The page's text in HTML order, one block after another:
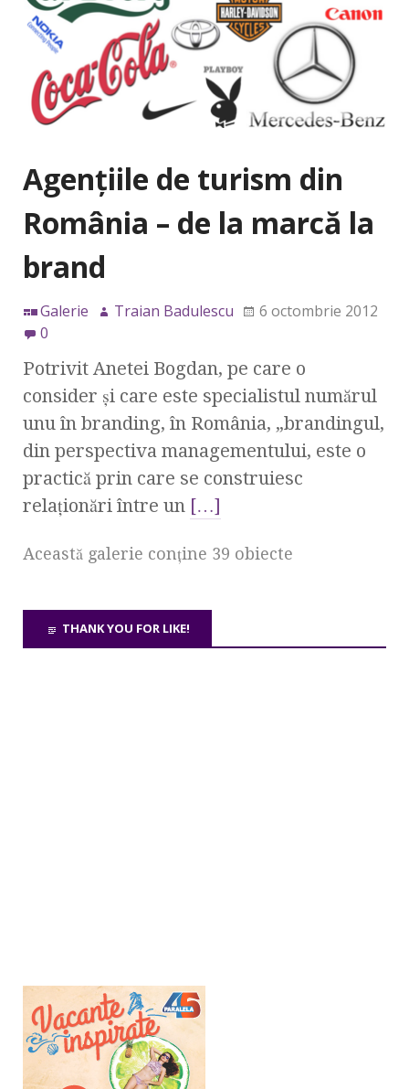
Agenţiile de turism din
România – de la marcă la
brand
Galerie Traian Badulescu
6 octombrie 2012
0
Potrivit Anetei Bogdan, pe care o
consider şi care este specialistul numărul
unu în branding, în România, „brandingul,
din perspectiva managementului, este o
practică prin care se construiesc
relaţionări între un […]
Această galerie conţine 39 obiecte
THANK YOU FOR LIKE!